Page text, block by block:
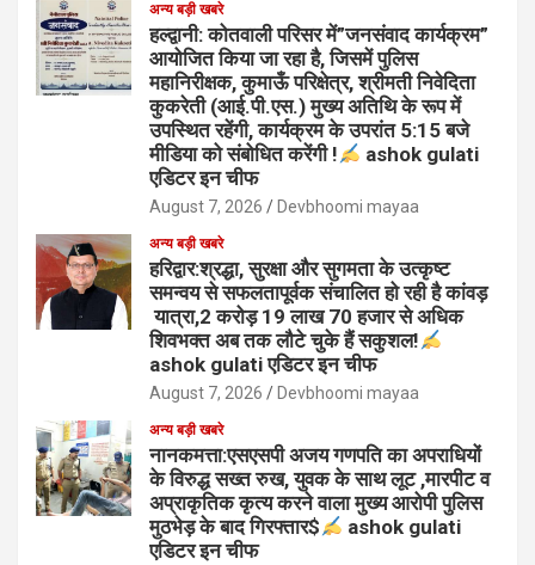
अन्य बड़ी खबरे
हल्द्वानी: कोतवाली परिसर में”जनसंवाद कार्यक्रम”
आयोजित किया जा रहा है, जिसमें पुलिस
महानिरीक्षक, कुमाऊँ परिक्षेत्र, श्रीमती निवेदिता
कुकरेती (आई.पी.एस.) मुख्य अतिथि के रूप में
उपस्थित रहेंगी, कार्यक्रम के उपरांत 5:15 बजे
मीडिया को संबोधित करेंगी !
ashok gulati
एडिटर इन चीफ
August 7, 2026 Devbhoomi mayaa
अन्य बड़ी खबरे
हरिद्वार:श्रद्धा, सुरक्षा और सुगमता के उत्कृष्ट
समन्वय से सफलतापूर्वक संचालित हो रही है कांवड़
यात्रा,2 करोड़ 19 लाख 70 हजार से अधिक
शिवभक्त अब तक लौटे चुके हैं सकुशल!
ashok gulati एडिटर इन चीफ
August 7, 2026 Devbhoomi mayaa
अन्य बड़ी खबरे
नानकमत्ता:एसएसपी अजय गणपति का अपराधियों
के विरुद्ध सख्त रुख, युवक के साथ लूट ,मारपीट व
अप्राकृतिक कृत्य करने वाला मुख्य आरोपी पुलिस
मुठभेड़ के बाद गिरफ्तार$
ashok gulati
एडिटर इन चीफ